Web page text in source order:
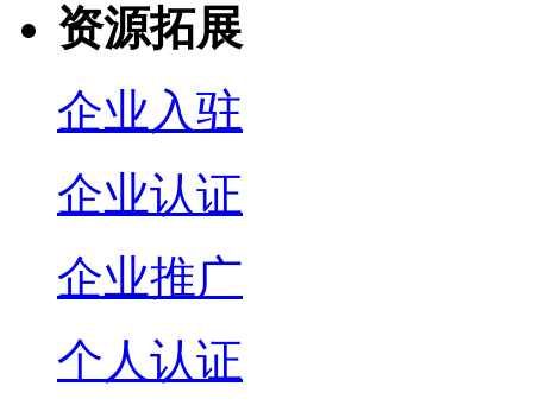
资源拓展
企业入驻
企业认证
企业推广
个人认证